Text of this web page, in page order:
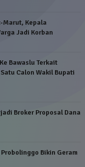
Marut, Kepala
Jadi Korban
Bawaslu Terkait
Calon Wakil Bupati
Broker Proposal Dana
Bikin Geram